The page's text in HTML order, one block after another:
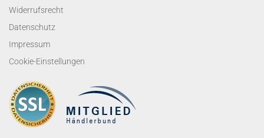
Widerrufsrecht
Datenschutz
Impressum
Cookie-Einstellungen